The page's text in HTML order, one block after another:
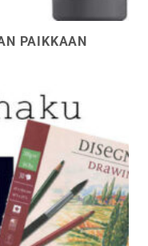
PAIKKAAN